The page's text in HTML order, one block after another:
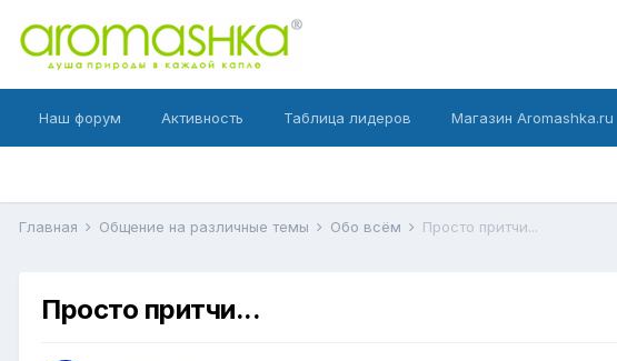
Наш форум Активность Таблица лидеров Магазин Aromashka.ru
Главная Общение на различные темы Обо всём Просто притчи...
Просто притчи...